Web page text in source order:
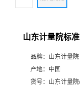
山东计量院标
品牌： 山东计量院
产地： 中国
货号： 山东计量院